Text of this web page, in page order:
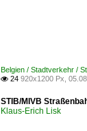
Belgien / Stadtverkehr /
 24 920x1200 Px,
STIB/MIVB
Klaus-Erich Lisk